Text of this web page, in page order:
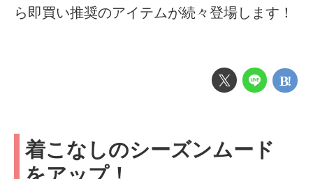
ら即買い推奨のアイテムが続々登場します！
着こなしのシーズンムード